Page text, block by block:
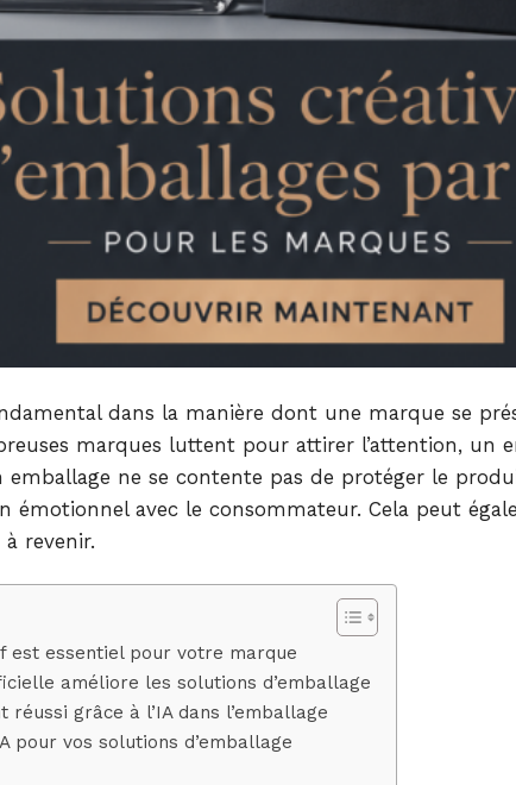
dans la manière dont une marque se
marques luttent pour attirer l’attention, un
ne se contente pas de protéger le
émotionnel avec le consommateur. Cela peut
revenir.
est essentiel pour votre marque
améliore les solutions d’emballage
grâce à l’IA dans l’emballage
pour vos solutions d’emballage